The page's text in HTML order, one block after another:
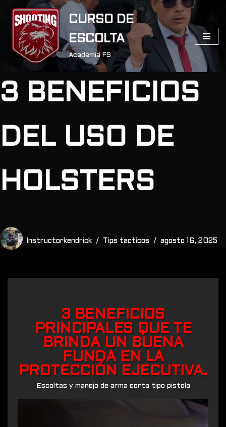
Saltar
contenido
CURSO DE
ESCOLTA
Academia FS
3 BENEFICIOS
DEL USO DE
HOLSTERS
Instructorkendrick Tips tacticos agosto 16, 2025
3 BENEFICIOS
PRINCIPALES QUE TE
BRINDA UN BUENA
FUNDA EN LA
PROTECCIÓN EJECUTIVA.
Escoltas y manejo de arma corta tipo pistola